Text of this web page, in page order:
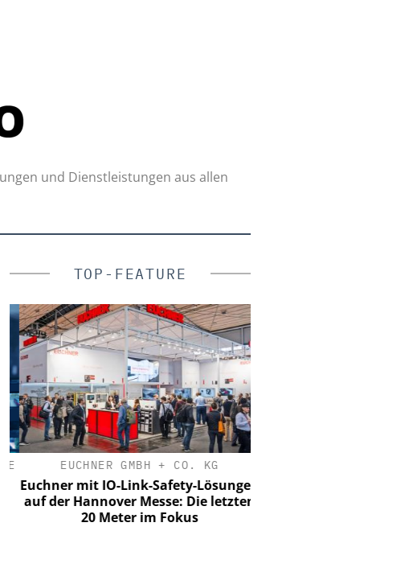
und Dienstleistungen aus allen
TOP-FEATURE
EUCHNER GMBH + CO. KG
Euchner mit IO-Link-Safety-Lösungen
auf der Hannover Messe: Die letzten
20 Meter im Fokus